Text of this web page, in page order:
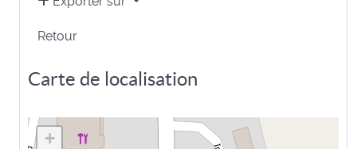
Retour
Carte de localisation
+